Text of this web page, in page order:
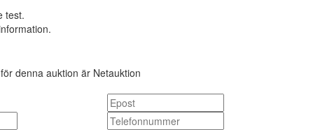
test.
denna auktion är Netauktion